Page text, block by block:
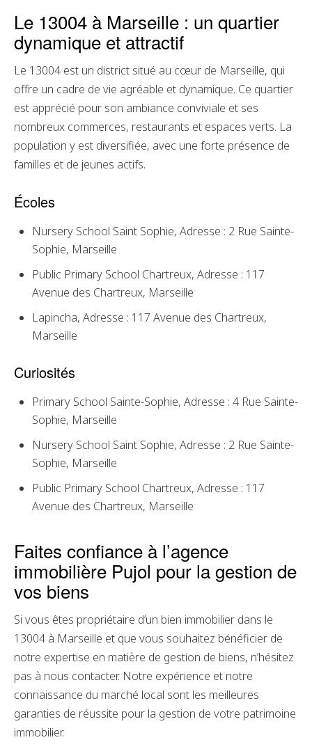
Le 13004 à Marseille : un quartier
dynamique et attractif
Le 13004 est un district situé au cœur de Marseille, qui
offre un cadre de vie agréable et dynamique. Ce quartier
est apprécié pour son ambiance conviviale et ses
nombreux commerces, restaurants et espaces verts. La
population y est diversifiée, avec une forte présence de
familles et de jeunes actifs.
Écoles
Nursery School Saint Sophie, Adresse : 2 Rue Sainte-
Sophie, Marseille
Public Primary School Chartreux, Adresse : 117
Avenue des Chartreux, Marseille
Lapincha, Adresse : 117 Avenue des Chartreux,
Marseille
Curiosités
Primary School Sainte-Sophie, Adresse : 4 Rue Sainte-
Sophie, Marseille
Nursery School Saint Sophie, Adresse : 2 Rue Sainte-
Sophie, Marseille
Public Primary School Chartreux, Adresse : 117
Avenue des Chartreux, Marseille
Faites confiance à l’agence
immobilière Pujol pour la gestion de
vos biens
Si vous êtes propriétaire d’un bien immobilier dans le
13004 à Marseille et que vous souhaitez bénéficier de
notre expertise en matière de gestion de biens, n’hésitez
pas à nous contacter. Notre expérience et notre
connaissance du marché local sont les meilleures
garanties de réussite pour la gestion de votre patrimoine
immobilier.